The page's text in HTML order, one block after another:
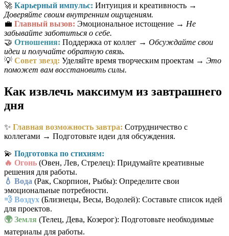
🚀 Карьерный импульс: Интуиция и креативность →
Доверяйте своим внутренним ощущениям.
💼 Главный вызов: Эмоциональное истощение → Не
забывайте заботиться о себе.
🤝 Отношения: Поддержка от коллег → Обсуждайте свои
идеи и получайте обратную связь.
💡 Совет звезд: Уделяйте время творческим проектам → Это
поможет вам восстановить силы.
Как извлечь максимум из завтрашнего
дня
✨ Главная возможность завтра: Сотрудничество с
коллегами → Подготовьте идеи для обсуждения.
💫 Подготовка по стихиям:
🔥 Огонь (Овен, Лев, Стрелец): Придумайте креативные
решения для работы.
💧 Вода (Рак, Скорпион, Рыбы): Определите свои
эмоциональные потребности.
💨 Воздух (Близнецы, Весы, Водолей): Составьте список идей
для проектов.
🌍 Земля (Телец, Дева, Козерог): Подготовьте необходимые
материалы для работы.